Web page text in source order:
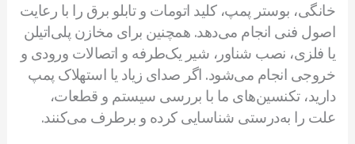
خانگی، بوستر پمپ، کلید اتومات و تابلو برق را با رعایت
اصول فنی انجام می‌دهد. همچنین برای مخازن پلی‌اتیلن
یا فلزی، نصب شناور، شیر یک‌طرفه و اتصالات ورودی و
خروجی انجام می‌شود. اگر صدای زیاد یا استهلاک پمپ
دارید، تکنسین‌های ما با بررسی سیستم و قطعات،
علت را به‌درستی شناسایی کرده و برطرف می‌کنند.